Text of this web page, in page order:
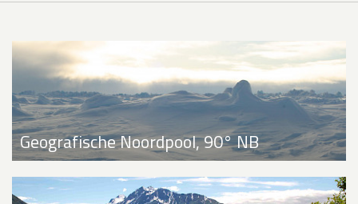
Geografische Noordpool, 90° NB